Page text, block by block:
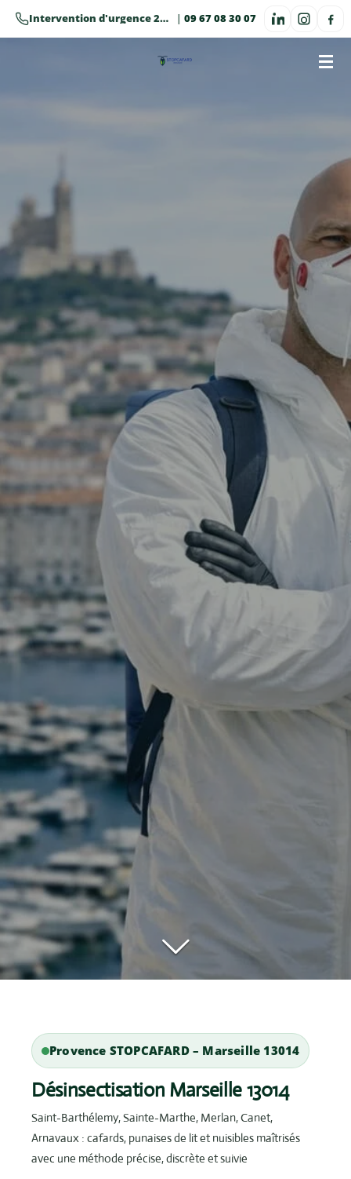
Intervention d'urgence 24h/24 · 7j/7 | 09 67 08 30 07
Passer
au
Provence STOPCAFARD – Marseille 13014
Désinsectisation Marseille 13014
Saint-Barthélemy, Sainte-Marthe, Merlan, Canet,
Arnavaux : cafards, punaises de lit et nuisibles maîtrisés
avec une méthode précise, discrète et suivie